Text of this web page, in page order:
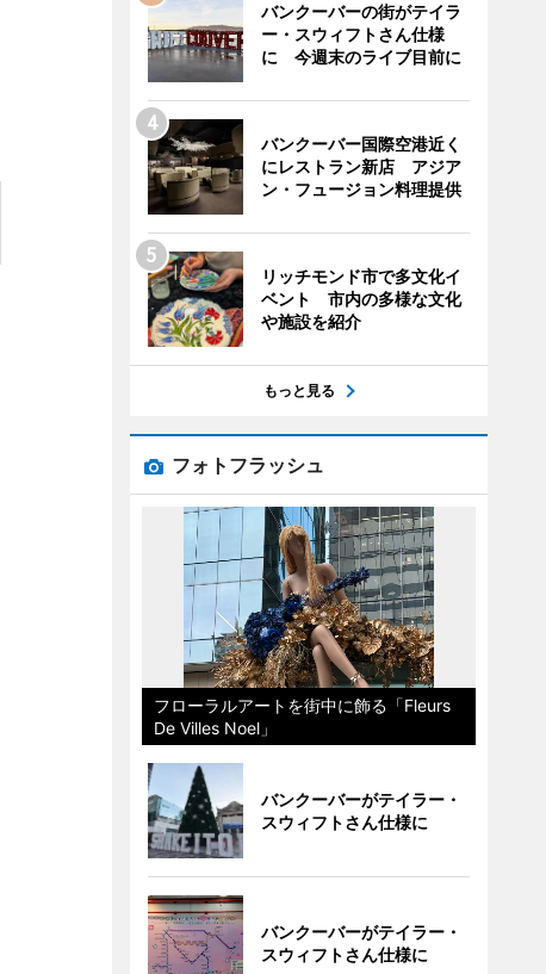
バンクーバーの街がテイラ
ー・スウィフトさん仕様
に 今週末のライブ目前に
バンクーバー国際空港近く
にレストラン新店 アジア
ン・フュージョン料理提供
リッチモンド市で多文化イ
ベント 市内の多様な文化
や施設を紹介
もっと見る
フォトフラッシュ
フローラルアートを街中に飾る「Fleurs
De Villes Noel」
バンクーバーがテイラー・
スウィフトさん仕様に
バンクーバーがテイラー・
スウィフトさん仕様に